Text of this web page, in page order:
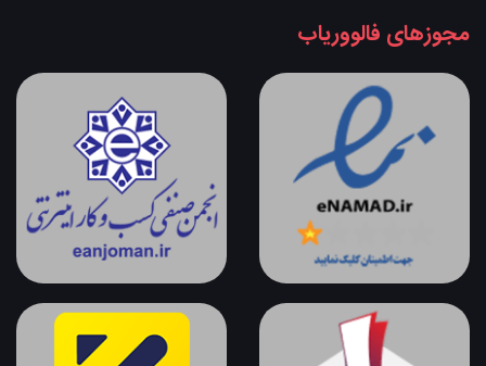
مجوزهای فالووریاب